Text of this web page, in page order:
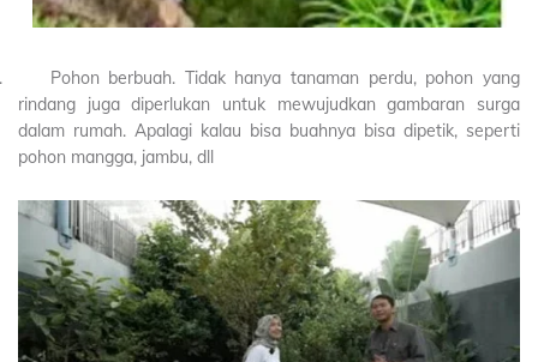
Pohon berbuah. Tidak hanya tanaman perdu, pohon yang
rindang juga diperlukan untuk mewujudkan gambaran surga
dalam rumah. Apalagi kalau bisa buahnya bisa dipetik, seperti
pohon mangga, jambu, dll